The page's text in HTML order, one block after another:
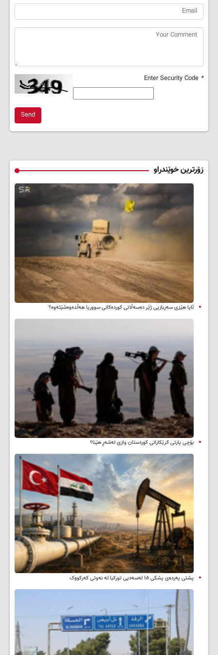
*
Send
زۆرترین خوێندراو
ئایا هێزی سەربازیی ژێر دەسەڵاتی کوردەکانی سووریا هەڵدەوەشێتەوە؟
بۆچی پارتی کرێکارانی کوردستان وازی لەشەڕ هێنا؟
پشتی پەردەی پشکی ١٥ لەسەدیی تورکیا لە نەوتی کەرکووک